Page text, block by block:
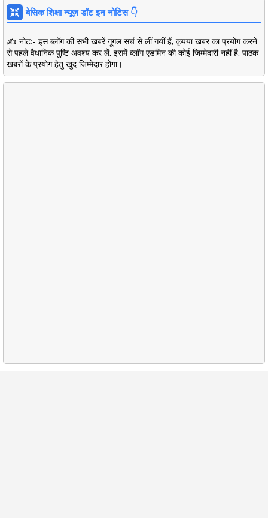
बेसिक शिक्षा न्यूज़ डॉट इन नोटिस 👇
✍️ नोट:- इस ब्लॉग की सभी खबरें गूगल सर्च से लीं गयीं हैं, कृपया खबर का प्रयोग करने
से पहले वैधानिक पुष्टि अवश्य कर लें, इसमें ब्लॉग एडमिन की कोई जिम्मेदारी नहीं है, पाठक
ख़बरों के प्रयोग हेतु खुद जिम्मेदार होगा।